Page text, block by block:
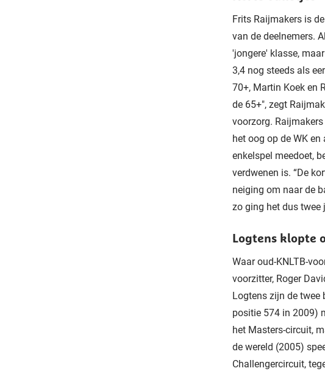
Frits Raijmakers is
van de deelnemers.
'jongere' klasse,
3,4 nog steeds als
70+, Martin Koek en
de 65+", zegt
voorzorg.
het oog op de WK
enkelspel meedoet,
verdwenen is. “De
neiging om naar de
zo ging het dus twee
Logtens klopte
Waar oud-KNLTB-
voorzitter, Roger
Logtens zijn de twee
positie 574 in 2009)
het Masters-circuit,
de wereld (2005)
Challengercircuit,